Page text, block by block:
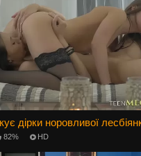
дірки норовливої
82% HD